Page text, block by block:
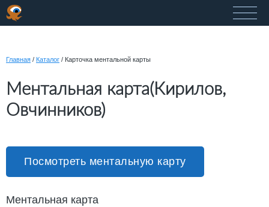
Главная / Каталог / Карточка ментальной карты
Ментальная карта(Кирилов,
Овчинников)
Посмотреть ментальную карту
Ментальная карта